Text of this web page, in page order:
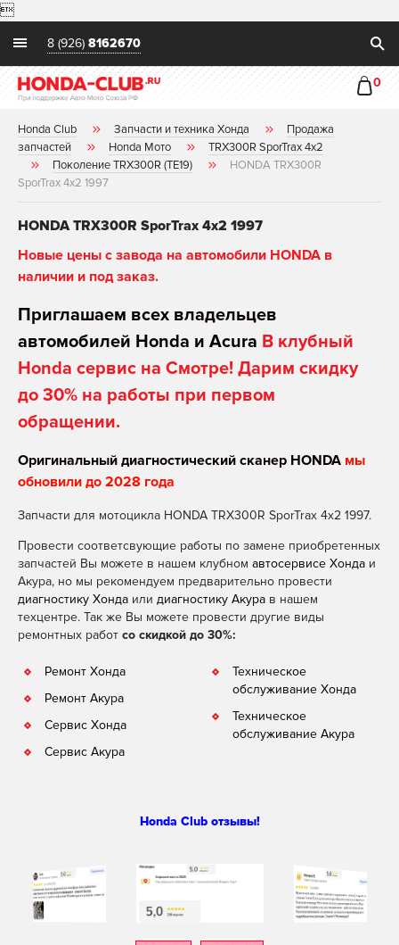

8 (926) 8162670
0
Honda Club Запчасти и техника Хонда
Продажа
запчастей
Honda Мото
TRX300R SporTrax 4x2
Поколение TRX300R (TE19)
HONDA TRX300R
SporTrax 4x2 1997
HONDA TRX300R SporTrax 4x2 1997
Новые цены с завода на автомобили HONDA в
наличии и под заказ.
Приглашаем всех владельцев
автомобилей Honda и Acura В клубный
Honda сервис на Смотре! Дарим скидку
до 30% на работы при первом
обращении.
Оригинальный диагностический сканер HONDA мы
обновили до 2028 года
Запчасти для мотоцикла HONDA TRX300R SporTrax 4x2 1997.
Провести соответсвующие работы по замене приобретенных
запчастей Вы можете в нашем клубном автосервисе Хонда и
Акура, но мы рекомендуем предварительно провести
диагностику Хонда или диагностику Акура в нашем
техцентре. Так же Вы можете провести другие виды
ремонтных работ со скидкой до 30%:
Ремонт Хонда
Ремонт Акура
Сервис Хонда
Сервис Акура
Техническое
обслуживание Хонда
Техническое
обслуживание Акура
Honda Club отзывы!